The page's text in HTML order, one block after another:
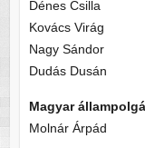
Dénes Csilla
Kovács Virág
Nagy Sándor
Dudás Dusán
Magyar
Molnár Árpád